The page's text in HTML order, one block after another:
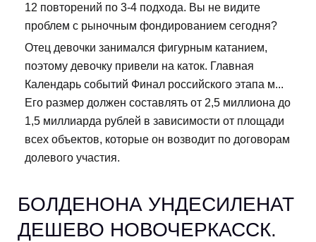
12 повторений по 3-4 подхода. Вы не видите
проблем с рыночным фондированием сегодня?
Отец девочки занимался фигурным катанием,
поэтому девочку привели на каток. Главная
Календарь событий Финал российского этапа м...
Его размер должен составлять от 2,5 миллиона до
1,5 миллиарда рублей в зависимости от площади
всех объектов, которые он возводит по договорам
долевого участия.
БОЛДЕНОНА УНДЕСИЛЕНАТ
ДЕШЕВО НОВОЧЕРКАССК.